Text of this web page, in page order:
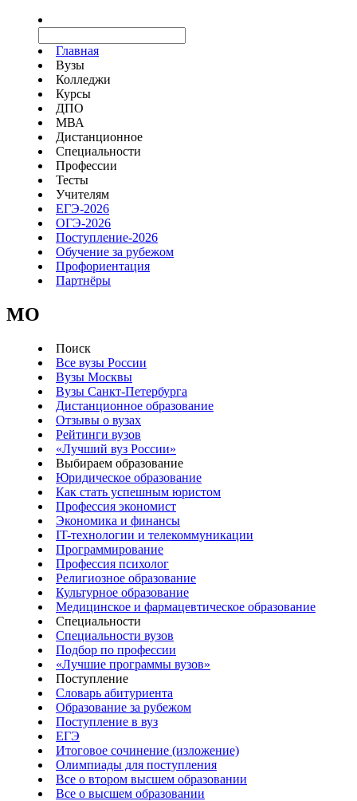
Главная
Вузы
Колледжи
Курсы
ДПО
МВА
Дистанционное
Специальности
Профессии
Тесты
Учителям
ЕГЭ-2026
ОГЭ-2026
Поступление-2026
Обучение за рубежом
Профориентация
Партнёры
MO
Поиск
Все вузы России
Вузы Москвы
Вузы Санкт-Петербурга
Дистанционное образование
Отзывы о вузах
Рейтинги вузов
«Лучший вуз России»
Выбираем образование
Юридическое образование
Как стать успешным юристом
Профессия экономист
Экономика и финансы
IT-технологии и телекоммуникации
Программирование
Профессия психолог
Религиозное образование
Культурное образование
Медицинское и фармацевтическое образование
Специальности
Специальности вузов
Подбор по профессии
«Лучшие программы вузов»
Поступление
Словарь абитуриента
Образование за рубежом
Поступление в вуз
ЕГЭ
Итоговое сочинение (изложение)
Олимпиады для поступления
Все о втором высшем образовании
Все о высшем образовании